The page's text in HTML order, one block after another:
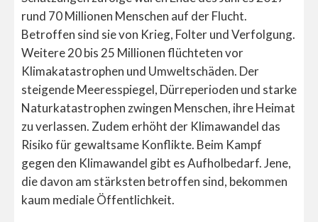
rund 70 Millionen Menschen auf der Flucht.
Betroffen sind sie von Krieg, Folter und Verfolgung.
Weitere 20 bis 25 Millionen flüchteten vor
Klimakatastrophen und Umweltschäden. Der
steigende Meeresspiegel, Dürreperioden und starke
Naturkatastrophen zwingen Menschen, ihre Heimat
zu verlassen. Zudem erhöht der Klimawandel das
Risiko für gewaltsame Konflikte. Beim Kampf
gegen den Klimawandel gibt es Aufholbedarf. Jene,
die davon am stärksten betroffen sind, bekommen
kaum mediale Öffentlichkeit.